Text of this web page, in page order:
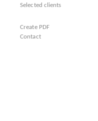
Selected clients
Create PDF
Contact